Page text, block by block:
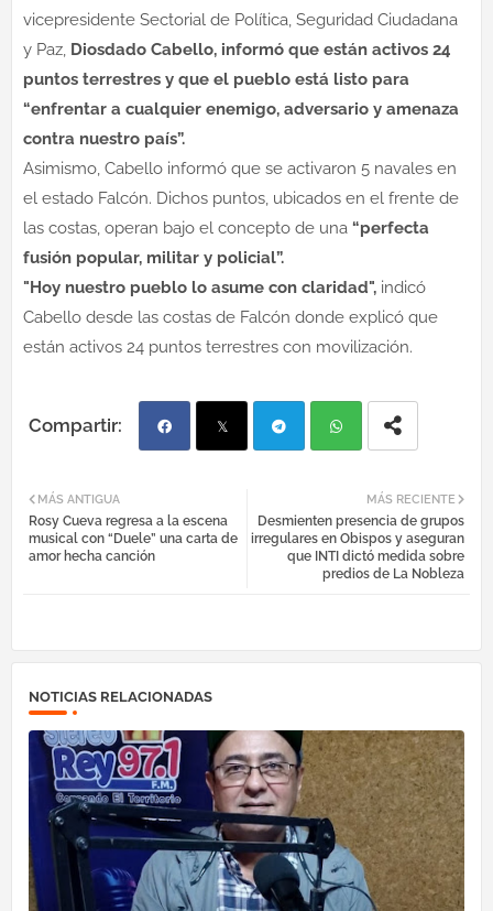
vicepresidente Sectorial de Política, Seguridad Ciudadana
y Paz, Diosdado Cabello, informó que están activos 24
puntos terrestres y que el pueblo está listo para
“enfrentar a cualquier enemigo, adversario y amenaza
contra nuestro país”.
Asimismo, Cabello informó que se activaron 5 navales en
el estado Falcón. Dichos puntos, ubicados en el frente de
las costas, operan bajo el concepto de una “perfecta
fusión popular, militar y policial”.
"Hoy nuestro pueblo lo asume con claridad", indicó
Cabello desde las costas de Falcón donde explicó que
están activos 24 puntos terrestres con movilización.
ebo tter egr atsa
pp
MÁS RECIENTE
Desmienten presencia de grupos
irregulares en Obispos y aseguran
que INTI dictó medida sobre
predios de La Nobleza
MÁS ANTIGUA
Rosy Cueva regresa a la escena
musical con “Duele” una carta de
amor hecha canción
NOTICIAS RELACIONADAS